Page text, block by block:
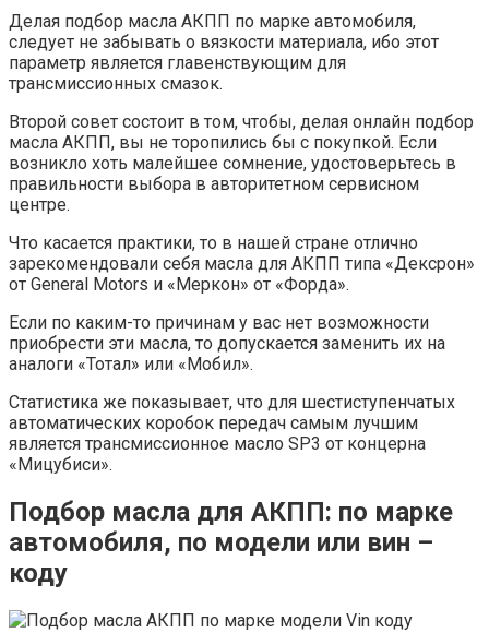
Делая подбор масла АКПП по марке автомобиля,
следует не забывать о вязкости материала, ибо этот
параметр является главенствующим для
трансмиссионных смазок.
Второй совет состоит в том, чтобы, делая онлайн подбор
масла АКПП, вы не торопились бы с покупкой. Если
возникло хоть малейшее сомнение, удостоверьтесь в
правильности выбора в авторитетном сервисном
центре.
Что касается практики, то в нашей стране отлично
зарекомендовали себя масла для АКПП типа «Дексрон»
от General Motors и «Меркон» от «Форда».
Если по каким-то причинам у вас нет возможности
приобрести эти масла, то допускается заменить их на
аналоги «Тотал» или «Мобил».
Статистика же показывает, что для шестиступенчатых
автоматических коробок передач самым лучшим
является трансмиссионное масло SP3 от концерна
«Мицубиси».
Подбор масла для АКПП: по марке
автомобиля, по модели или вин –
коду